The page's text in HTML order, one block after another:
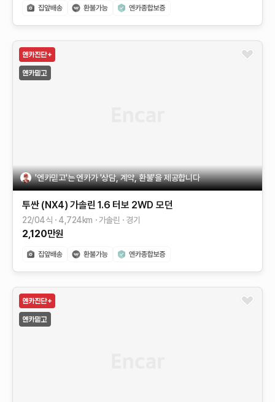
'엔카믿고'는 엔카가 '상담, 계약, 환불'을 제공합니다
투싼 (NX4) 가솔린 1.6 터보 2WD 모던
22/04식 4,724km 가솔린 경기
2,120만원